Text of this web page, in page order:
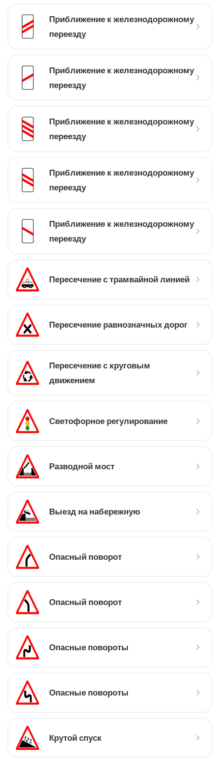
Приближение к железнодорожному
переезду
Приближение к железнодорожному
переезду
Приближение к железнодорожному
переезду
Приближение к железнодорожному
переезду
Приближение к железнодорожному
переезду
Пересечение с трамвайной линией
Пересечение равнозначных дорог
Пересечение с круговым
движением
Светофорное регулирование
Разводной мост
Выезд на набережную
Опасный поворот
Опасный поворот
Опасные повороты
Опасные повороты
Крутой спуск